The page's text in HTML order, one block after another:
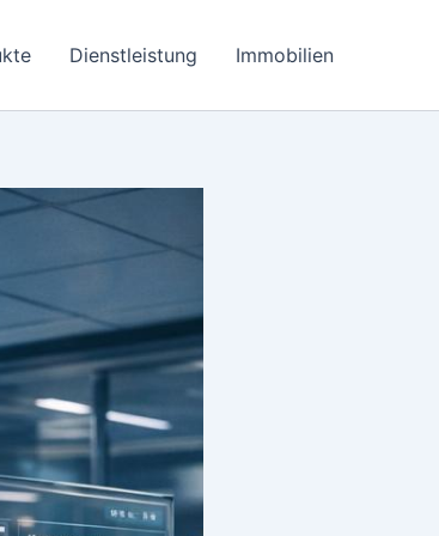
Dienstleistung Immobilien